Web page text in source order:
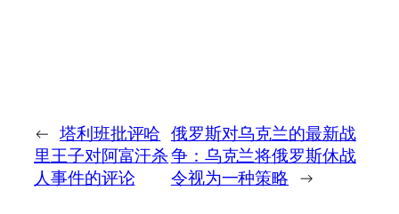
← 塔利班批评哈
里王子对阿富汗杀
人事件的评论
俄罗斯对乌克兰的最新战
争：乌克兰将俄罗斯休战
令视为一种策略 →